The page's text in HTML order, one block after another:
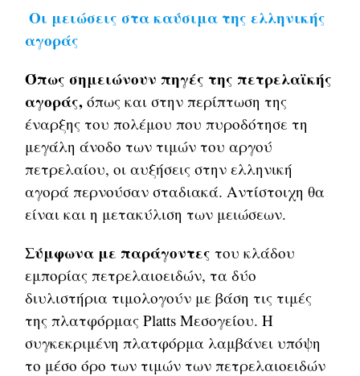
Οι μειώσεις στα καύσιμα της ελληνικής
αγοράς
Όπως σημειώνουν πηγές της πετρελαϊκής
αγοράς, όπως και στην περίπτωση της
έναρξης του πολέμου που πυροδότησε τη
μεγάλη άνοδο των τιμών του αργού
πετρελαίου, οι αυξήσεις στην ελληνική
αγορά περνούσαν σταδιακά. Αντίστοιχη θα
είναι και η μετακύλιση των μειώσεων.
Σύμφωνα με παράγοντεςτου κλάδου
εμπορίας πετρελαιοειδών, τα δύο
διυλιστήρια τιμολογούν με βάση τις τιμές
της πλατφόρμας Platts Μεσογείου. Η
συγκεκριμένη πλατφόρμα λαμβάνει υπόψη
το μέσο όρο των τιμών των πετρελαιοειδών